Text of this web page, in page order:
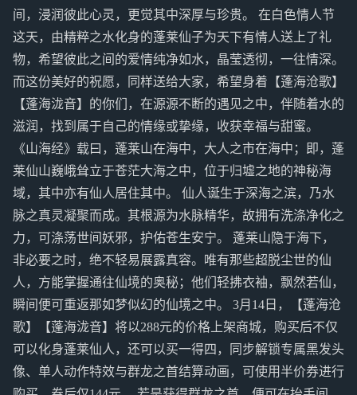
间，浸润彼此心灵，更觉其中深厚与珍贵。 在白色情人节
这天，由精粹之水化身的蓬莱仙子为天下有情人送上了礼
物，希望彼此之间的爱情纯净如水，晶莹透彻，一往情深。
而这份美好的祝愿，同样送给大家，希望身着【蓬海沧歌】
【蓬海泷音】的你们，在源源不断的遇见之中，伴随着水的
滋润，找到属于自己的情缘或挚缘，收获幸福与甜蜜。
《山海经》载曰，蓬莱山在海中，大人之市在海中；即，蓬
莱仙山巍峨耸立于苍茫大海之中，位于归墟之地的神秘海
域，其中亦有仙人居住其中。 仙人诞生于深海之滨，乃水
脉之真灵凝聚而成。其根源为水脉精华，故拥有洗涤净化之
力，可涤荡世间妖邪，护佑苍生安宁。 蓬莱山隐于海下，
非必要之时，绝不轻易展露真容。唯有那些超脱尘世的仙
人，方能掌握通往仙境的奥秘；他们轻拂衣袖，飘然若仙，
瞬间便可重返那如梦似幻的仙境之中。 3月14日，【蓬海沧
歌】【蓬海泷音】将以288元的价格上架商城，购买后不仅
可以化身蓬莱仙人，还可以买一得四，同步解锁专属黑发头
像、单人动作特效与群龙之首结算动画，可使用半价券进行